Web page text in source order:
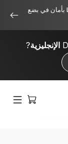
هل تريد تبديل محافظ الأجهزة؟ قم بالترحيل إلى Ledger بأمان في بضع
الإنجليزية?